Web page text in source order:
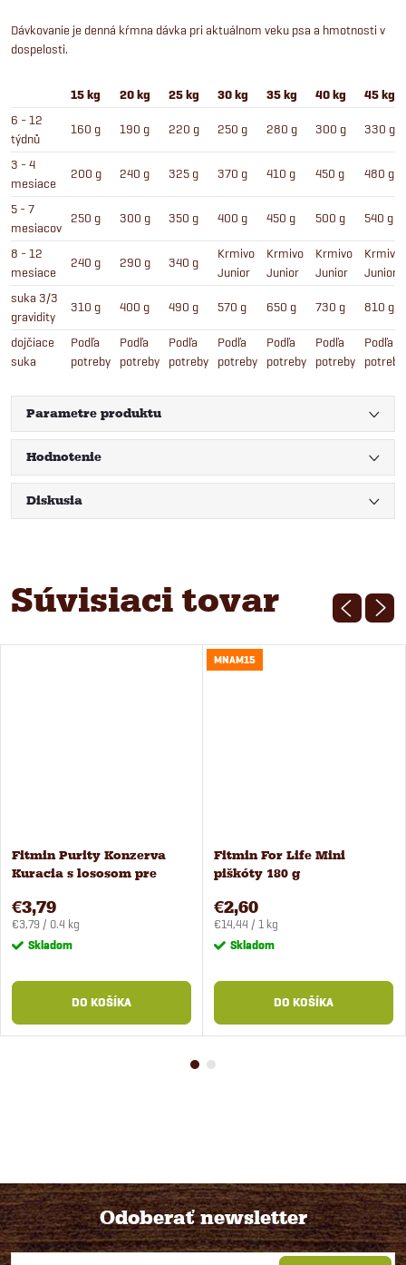
Dávkovanie je denná kŕmna dávka pri aktuálnom veku psa a hmotnosti v
dospelosti.
15 kg 20 kg 25 kg 30 kg 35 kg 40 kg 45 kg
6 - 12
týdnů
160 g 190 g 220 g 250 g 280 g 300 g 330 g
3 - 4
mesiace
200 g 240 g 325 g 370 g 410 g 450 g 480 g
5 - 7
mesiacov
250 g 300 g 350 g 400 g 450 g 500 g 540 g
8 - 12
mesiace
240 g 290 g 340 g
Krmivo
Junior
Krmivo
Junior
Krmivo
Junior
Krmivo
Junior
suka 3/3
gravidity
310 g 400 g 490 g 570 g 650 g 730 g 810 g
dojčiace
suka
Podľa
potreby
Podľa
potreby
Podľa
potreby
Podľa
potreby
Podľa
potreby
Podľa
potreby
Podľa
potreby
Parametre produktu
Hodnotenie
Diskusia
Súvisiaci tovar
Fitmin Purity Konzerva
Kuracia s lososom pre
€3,79
Jednotková
cena:
€3,79 / 0.4 kg
Skladom
DO KOŠÍKA
MNAM15
Fitmin For Life Mini
piškóty 180 g
€2,60
Jednotková
cena:
€14,44 / 1 kg
Skladom
DO KOŠÍKA
Odoberať newsletter